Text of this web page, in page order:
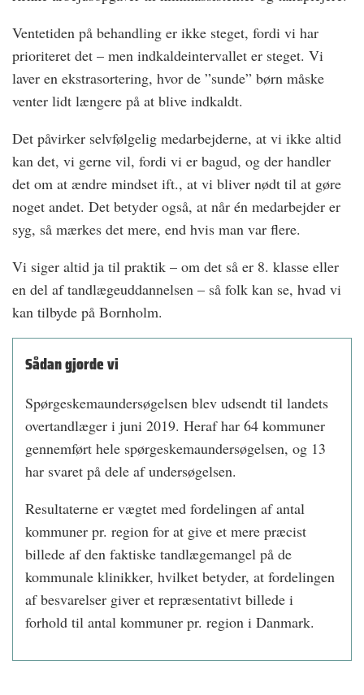
Ventetiden på behandling er ikke steget, fordi vi har
prioriteret det – men indkaldeintervallet er steget. Vi
laver en ekstrasortering, hvor de ”sunde” børn måske
venter lidt længere på at blive indkaldt.
Det påvirker selvfølgelig medarbejderne, at vi ikke altid
kan det, vi gerne vil, fordi vi er bagud, og der handler
det om at ændre mindset ift., at vi bliver nødt til at gøre
noget andet. Det betyder også, at når én medarbejder er
syg, så mærkes det mere, end hvis man var flere.
Vi siger altid ja til praktik – om det så er 8. klasse eller
en del af tandlægeuddannelsen – så folk kan se, hvad vi
kan tilbyde på Bornholm.
Sådan gjorde vi
Spørgeskemaundersøgelsen blev udsendt til landets
overtandlæger i juni 2019. Heraf har 64 kommuner
gennemført hele spørgeskemaundersøgelsen, og 13
har svaret på dele af undersøgelsen.
Resultaterne er vægtet med fordelingen af antal
kommuner pr. region for at give et mere præcist
billede af den faktiske tandlægemangel på de
kommunale klinikker, hvilket betyder, at fordelingen
af besvarelser giver et repræsentativt billede i
forhold til antal kommuner pr. region i Danmark.